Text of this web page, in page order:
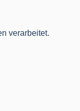
verarbeitet.